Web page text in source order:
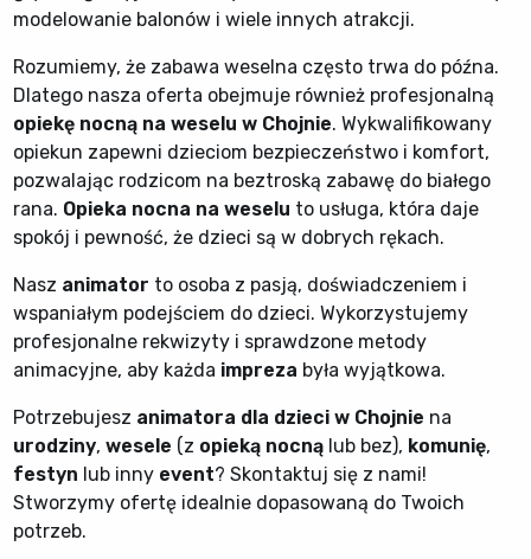
modelowanie balonów i wiele innych atrakcji.
Rozumiemy, że zabawa weselna często trwa do późna.
Dlatego nasza oferta obejmuje również profesjonalną
opiekę nocną na weselu w Chojnie. Wykwalifikowany
opiekun zapewni dzieciom bezpieczeństwo i komfort,
pozwalając rodzicom na beztroską zabawę do białego
rana. Opieka nocna na weselu to usługa, która daje
spokój i pewność, że dzieci są w dobrych rękach.
Nasz animator to osoba z pasją, doświadczeniem i
wspaniałym podejściem do dzieci. Wykorzystujemy
profesjonalne rekwizyty i sprawdzone metody
animacyjne, aby każda impreza była wyjątkowa.
Potrzebujesz animatora dla dzieci w Chojnie na
urodziny,wesele (z opieką nocną lub bez), komunię,
festyn lub inny event? Skontaktuj się z nami!
Stworzymy ofertę idealnie dopasowaną do Twoich
potrzeb.